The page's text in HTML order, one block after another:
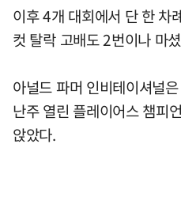
이후 4개 대회에서 단 한 차
컷 탈락 고배도 2번이나 마
아널드 파머 인비테이셔널
난주 열린 플레이어스 챔피
앉았다.